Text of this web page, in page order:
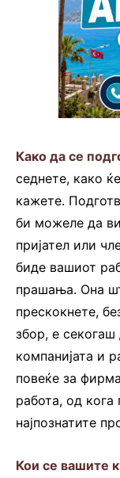
Како да се
седнете, како
кажете.
би можеле да
пријател или
биде вашиот
прашања. Она
прескокнете,
збор, е
компанијата и
повеќе за
работа, од
најпознатите
Кои се вашите